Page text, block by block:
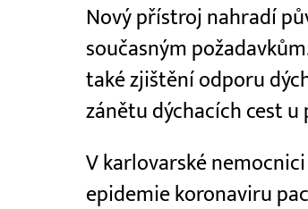
Nový přístroj nahradí
současným
také zjištění odporu
zánětu dýchacích cest
V karlovarské
epidemie koronaviru